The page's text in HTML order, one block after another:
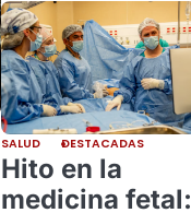
SALUD DESTACADAS
Hito en la
medicina fetal: